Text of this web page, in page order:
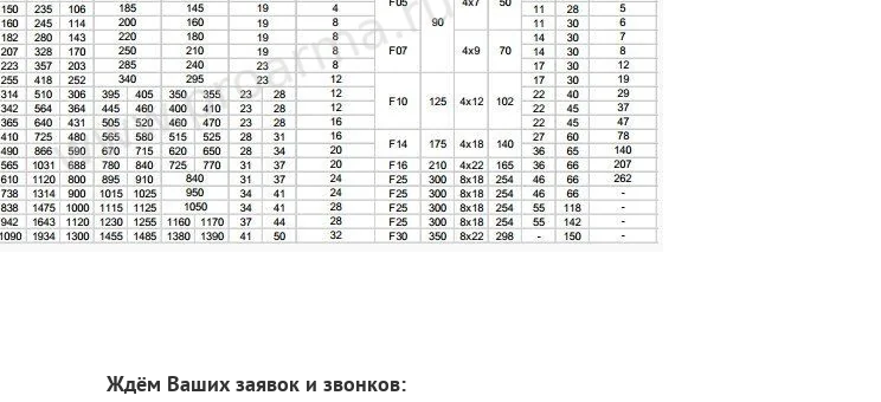
Ждём Ваших заявок и звонков: